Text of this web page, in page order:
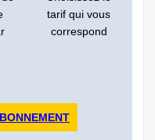
tarif qui vous
correspond